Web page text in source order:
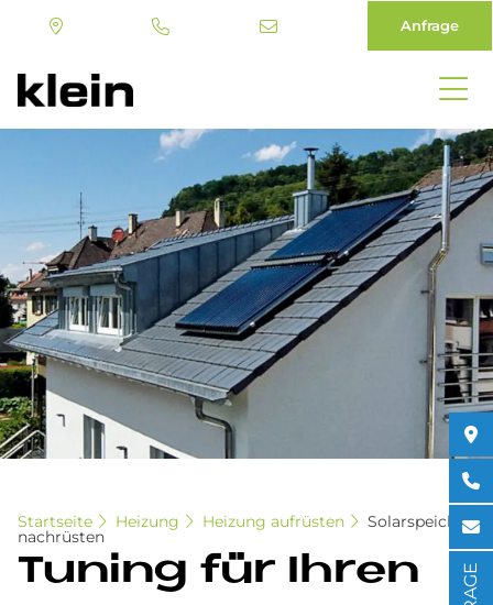
Anfrage
Startseite Heizung Heizung aufrüsten Solarspeicher
nachrüsten
Tu­n­ing für Ih­ren